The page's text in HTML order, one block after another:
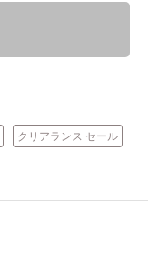
クリアランス セール